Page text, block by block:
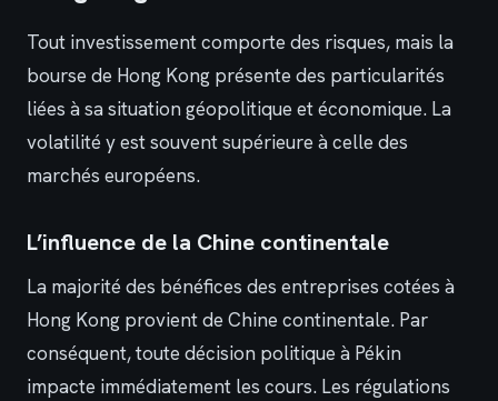
Tout investissement comporte des risques, mais la
bourse de Hong Kong présente des particularités
liées à sa situation géopolitique et économique. La
volatilité y est souvent supérieure à celle des
marchés européens.
L’influence de la Chine continentale
La majorité des bénéfices des entreprises cotées à
Hong Kong provient de Chine continentale. Par
conséquent, toute décision politique à Pékin
impacte immédiatement les cours. Les régulations